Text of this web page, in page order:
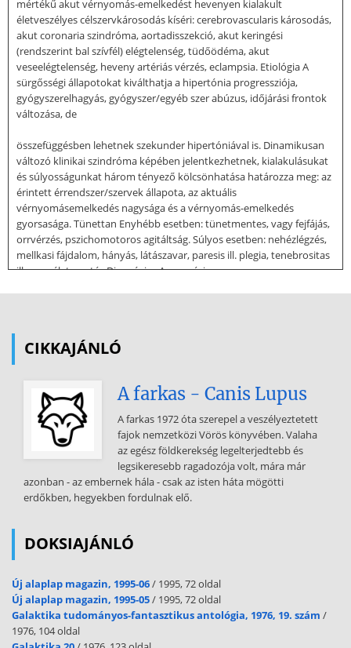
mértékű akut vérnyomás-emelkedést hevenyen kialakult
életveszélyes célszervkárosodás kíséri: cerebrovascularis károsodás,
akut coronaria szindróma, aortadisszekció, akut keringési
(rendszerint bal szívfél) elégtelenség, tüdőödéma, akut
veseelégtelenség, heveny artériás vérzés, eclampsia. Etiológia A
sürgősségi állapotokat kiválthatja a hipertónia progressziója,
gyógyszerelhagyás, gyógyszer/egyéb szer abúzus, időjárási frontok
változása, de
összefüggésben lehetnek szekunder hipertóniával is. Dinamikusan
változó klinikai szindróma képében jelentkezhetnek, kialakulásukat
és súlyosságunkat három tényező kölcsönhatása határozza meg: az
érintett érrendszer/szervek állapota, az aktuális
vérnyomásemelkedés nagysága és a vérnyomás-emelkedés
gyorsasága. Tünettan Enyhébb esetben: tünetmentes, vagy fejfájás,
orrvérzés, pszichomotoros agitáltság. Súlyos esetben: nehézlégzés,
mellkasi fájdalom, hányás, látászavar, paresis ill. plegia, tenebrositas
ill. eszméletvesztés Diagnózis - Anamnézis:
pulzus tapintása mindkét karon és lábon (hiánya vagy késése
hozzájárulhat a pontosabb diagnózishoz. Fontos a
célszervkárosodások tüneteinek felismerése és célirányos vizsgálata:
mellkasi fájdalom, dyspnoe, tüdőödéma, változó mentális státusz,
profúz fejfájás, neurológiai góctünetek, paralysis vagy paraesthesia,
hematuria, hipertenzív retinopathia, látászavar. - EKG: balkamra-
hypertrophia, strain, ischaemia, myocardialis infarctus, tüdőembólia,
ritmuszavarok elkülönítése - Laboratóriumi vizsgálatok:
vizeletvizsgálat (haematuria, haemoglobinuria, proteinuria), vérkép,
Képalkotó vizsgálatok (echokardiográfia, CT, MRI): segít a
cardiomegalia, akut billentyűelégtelenség, aorta aneurysma,
elváltozások (vérzés, lágyulás) megállapításában. 1. Hipertóniás
sürgősségi állapot (urgency) Az akut életveszéllyel nem járó
hipertenzív sürgősségi állapot nem mindig
CIKKAJÁNLÓ
A farkas - Canis Lupus
A farkas 1972 óta szerepel a veszélyeztetett
fajok nemzetközi Vörös könyvében. Valaha
az egész földkerekség legelterjedtebb és
legsikeresebb ragadozója volt, mára már
azonban - az embernek hála - csak az isten háta mögötti
erdőkben, hegyekben fordulnak elő.
DOKSIAJÁNLÓ
Új alaplap magazin, 1995-06/ 1995, 72 oldal
Új alaplap magazin, 1995-05/ 1995, 72 oldal
Galaktika tudományos-fantasztikus antológia, 1976, 19. szám /
1976, 104 oldal